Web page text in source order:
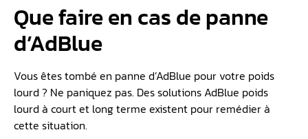
Que faire en cas de panne
d’AdBlue
Vous êtes tombé en panne d’AdBlue pour votre poids
lourd ? Ne paniquez pas. Des solutions AdBlue poids
lourd à court et long terme existent pour remédier à
cette situation.